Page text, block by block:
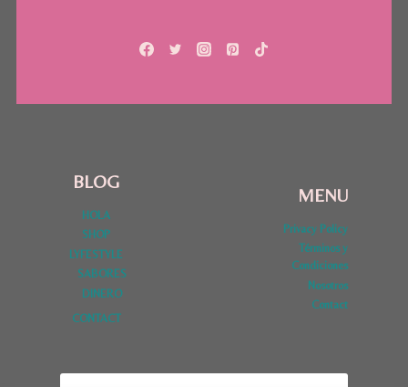
BLOG
HOLA
SHOP
LYFESTYLE
SABORES
DINERO
CONTACT
MENU
Privacy Policy
Términos y
Condiciones
Nosotros
Contact